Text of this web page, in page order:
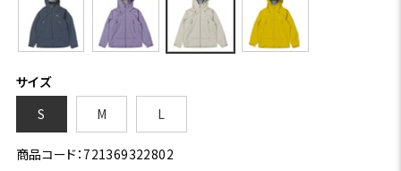
サイズ
S
M L
商品コード：721369322802